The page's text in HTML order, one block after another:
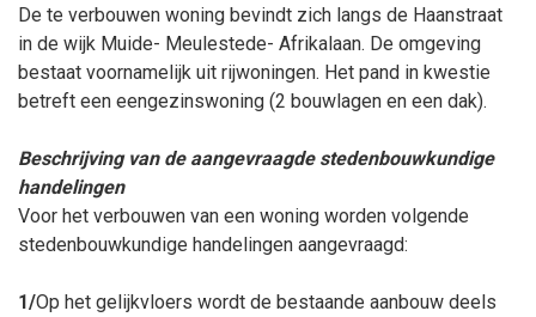
De te verbouwen woning bevindt zich langs de Haanstraat
in de wijk Muide- Meulestede- Afrikalaan. De omgeving
bestaat voornamelijk uit rijwoningen. Het pand in kwestie
betreft een eengezinswoning (2 bouwlagen en een dak).
Beschrijving van de aangevraagde stedenbouwkundige
handelingen
Voor het verbouwen van een woning worden volgende
stedenbouwkundige handelingen aangevraagd:
1/Op het gelijkvloers wordt de bestaande aanbouw deels